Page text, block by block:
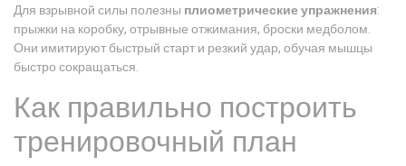
Для взрывной силы полезны плиометрические упражнения:
прыжки на коробку, отрывные отжимания, броски медболом.
Они имитируют быстрый старт и резкий удар, обучая мышцы
быстро сокращаться.
Как правильно построить
тренировочный план